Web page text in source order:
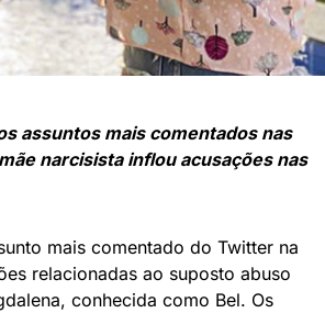
assuntos mais comentados nas
narcisista inflou acusações nas
mais comentado do Twitter na
relacionadas ao suposto abuso
conhecida como Bel. Os